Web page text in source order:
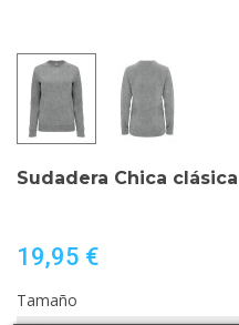
Sudadera Chica clásica
19,95 €
Tamaño